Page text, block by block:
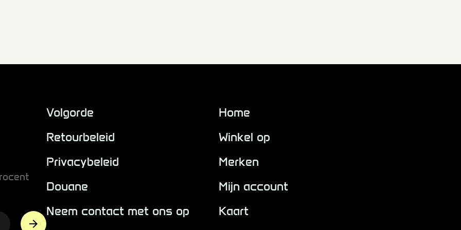
Volgorde
Retourbeleid
Privacybeleid
Douane
Neem contact met ons op
Home
Winkel op
Merken
Mijn account
Kaart